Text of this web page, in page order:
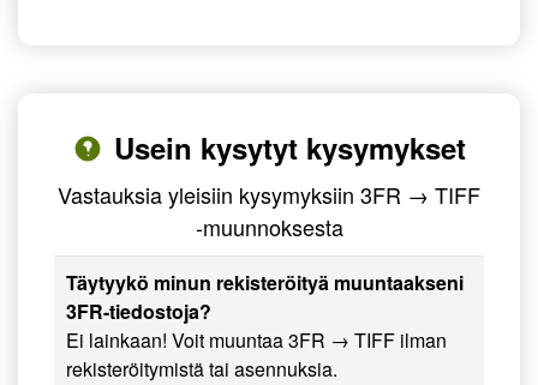
Usein kysytyt kysymykset
Vastauksia yleisiin kysymyksiin 3FR → TIFF
-muunnoksesta
Täytyykö minun rekisteröityä muuntaakseni
3FR-tiedostoja?
Ei lainkaan! Voit muuntaa 3FR → TIFF ilman
rekisteröitymistä tai asennuksia.